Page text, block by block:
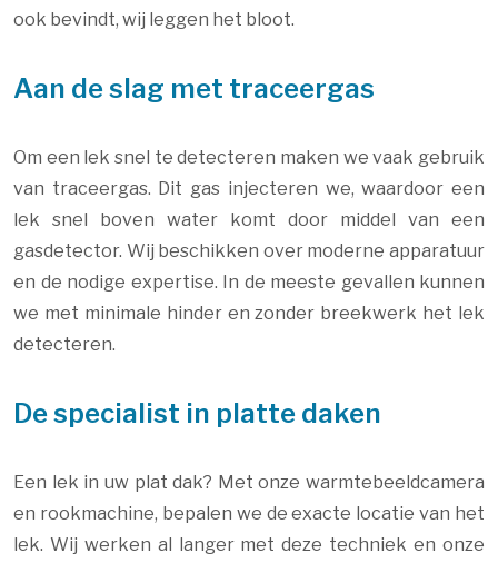
ook bevindt, wij leggen het bloot.
Aan de slag met traceergas
Om een lek snel te detecteren maken we vaak gebruik
van traceergas. Dit gas injecteren we, waardoor een
lek snel boven water komt door middel van een
gasdetector. Wij beschikken over moderne apparatuur
en de nodige expertise. In de meeste gevallen kunnen
we met minimale hinder en zonder breekwerk het lek
detecteren.
De specialist in platte daken
Een lek in uw plat dak? Met onze warmtebeeldcamera
en rookmachine, bepalen we de exacte locatie van het
lek. Wij werken al langer met deze techniek en onze